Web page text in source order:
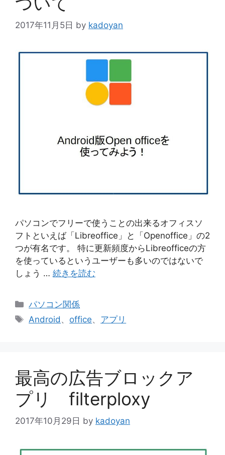
2017年11月5日 by kadoyan
パソコンでフリーで使うことの出来るオフィスソ
フトといえば「Libreoffice」と「Openoffice」の2
つが有名です。 特に更新頻度からLibreofficeの方
を使っているというユーザーも多いのではないで
しょう … 続きを読む
カ
テ
パソコン関係
タ
Android 、 office、 アプリ
最高の広告ブロックア
プリ filterploxy
2017年10月29日 by kadoyan